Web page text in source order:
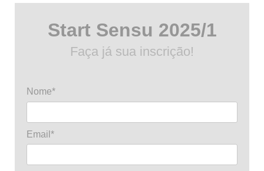
Start Sensu 2025/1
Faça já sua inscrição!
Nome*
Email*